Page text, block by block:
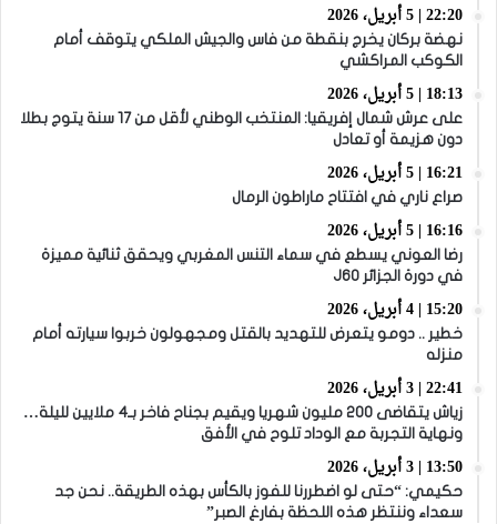
22:20 | 5 أبريل، 2026
نهضة بركان يخرج بنقطة من فاس والجيش الملكي يتوقف أمام
الكوكب المراكشي
18:13 | 5 أبريل، 2026
على عرش شمال إفريقيا: المنتخب الوطني لأقل من 17 سنة يتوج بطلا
دون هزيمة أو تعادل
16:21 | 5 أبريل، 2026
صراع ناري في افتتاح ماراطون الرمال
16:16 | 5 أبريل، 2026
رضا العوني يسطع في سماء التنس المغربي ويحقق ثنائية مميزة
في دورة الجزائر J60
15:20 | 4 أبريل، 2026
خطير .. دومو يتعرض للتهديد بالقتل ومجهولون خربوا سيارته أمام
منزله
22:41 | 3 أبريل، 2026
زياش يتقاضى 200 مليون شهريا ويقيم بجناح فاخر بـ4 ملايين لليلة…
ونهاية التجربة مع الوداد تلوح في الأفق
13:50 | 3 أبريل، 2026
حكيمي: “حتى لو اضطررنا للفوز بالكأس بهذه الطريقة.. نحن جد
سعداء وننتظر هذه اللحظة بفارغ الصبر”